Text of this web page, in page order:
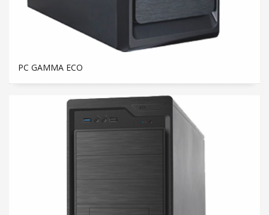
PC GAMMA ECO